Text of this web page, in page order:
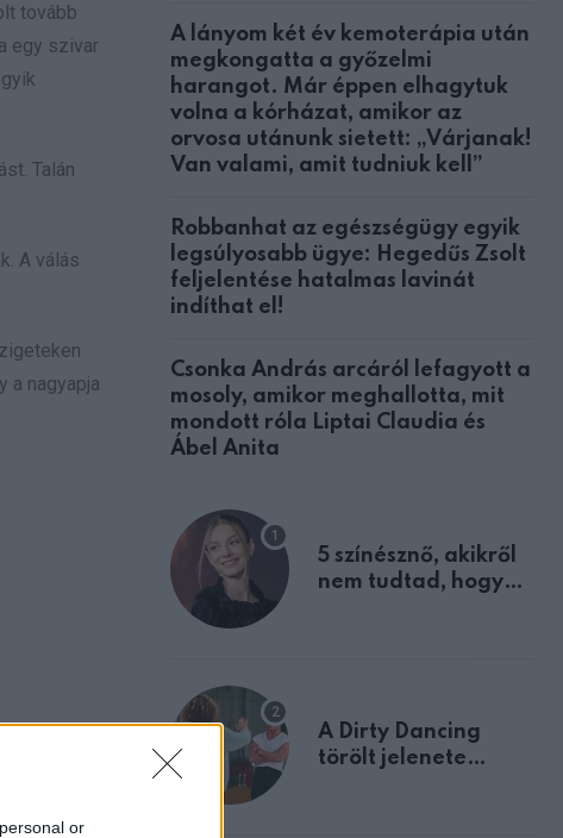
or
tovább
egy szivar
Talán
A válás
a nagyapja
A lányom két év kemoterápia után
megkongatta a győzelmi
harangot. Már éppen elhagytuk
volna a kórházat, amikor az
orvosa utánunk sietett: „Várjanak!
Van valami, amit tudniuk kell”
Robbanhat az egészségügy egyik
legsúlyosabb ügye: Hegedűs Zsolt
feljelentése hatalmas lavinát
indíthat el!
Csonka András arcáról lefagyott a
mosoly, amikor meghallotta, mit
mondott róla Liptai Claudia és
Ábel Anita
5 színésznő, akikről
nem tudtad, hogy
A Dirty Dancing
törölt jelenete